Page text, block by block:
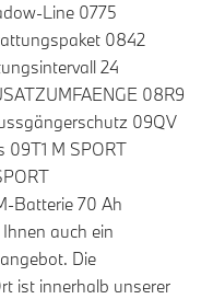
Line 0775
0842
24
08R9
09QV
09T1 M SPORT
Batterie 70 Ah
auch ein
Die
ist innerhalb unserer